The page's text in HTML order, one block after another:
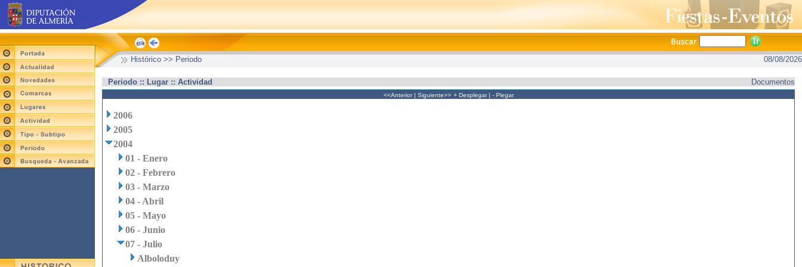
Histórico >> Periodo 08/08/2026
Periodo :: Lugar :: Actividad Documentos
<<Anterior| Siguiente>> + Desplegar| - Plegar
2006
2005
2004
01 - Enero
02 - Febrero
03 - Marzo
04 - Abril
05 - Mayo
06 - Junio
07 - Julio
Alboloduy